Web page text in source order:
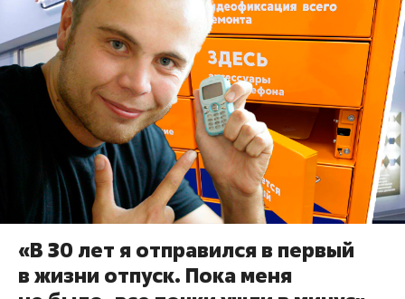
«В 30 лет я отправился в первый
в жизни отпуск. Пока меня